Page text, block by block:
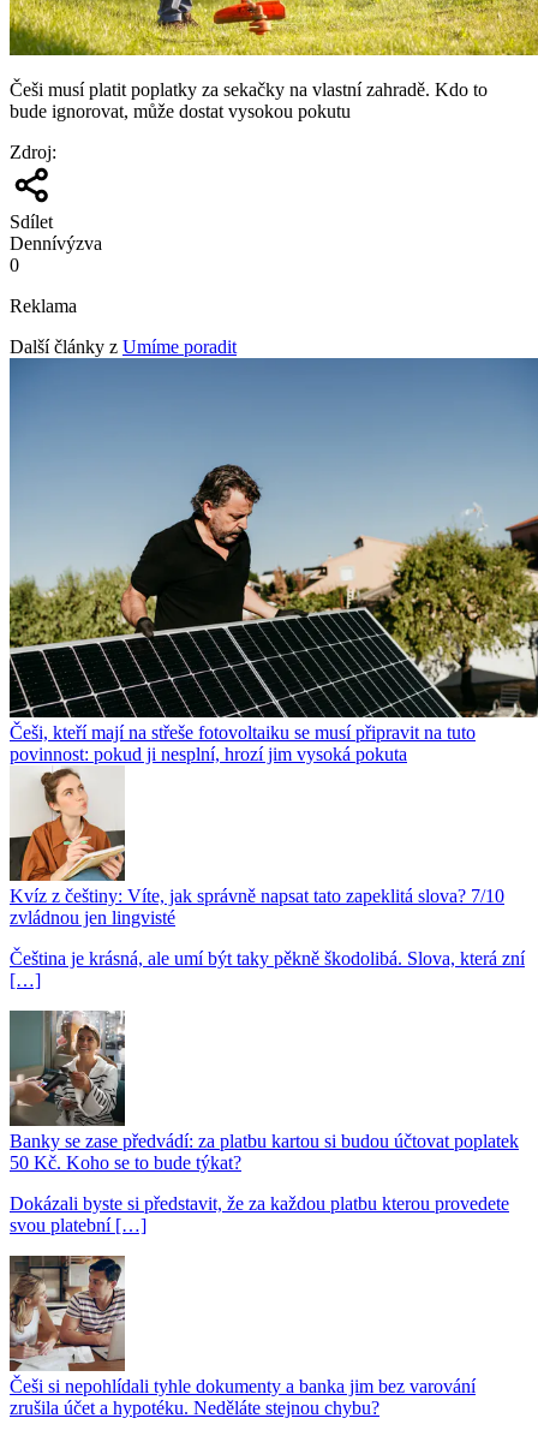
Češi musí platit poplatky za sekačky na vlastní zahradě. Kdo to
bude ignorovat, může dostat vysokou pokutu
Zdroj:
Sdílet
Dennívýzva
0
Reklama
Další články z Umíme poradit
Češi, kteří mají na střeše fotovoltaiku se musí připravit na tuto
povinnost: pokud ji nesplní, hrozí jim vysoká pokuta
Kvíz z češtiny: Víte, jak správně napsat tato zapeklitá slova? 7/10
zvládnou jen lingvisté
Čeština je krásná, ale umí být taky pěkně škodolibá. Slova, která zní
[…]
Banky se zase předvádí: za platbu kartou si budou účtovat poplatek
50 Kč. Koho se to bude týkat?
Dokázali byste si představit, že za každou platbu kterou provedete
svou platební […]
Češi si nepohlídali tyhle dokumenty a banka jim bez varování
zrušila účet a hypotéku. Neděláte stejnou chybu?